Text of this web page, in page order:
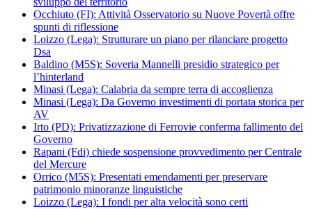
Occhiuto (FI): Attività Osservatorio su Nuove Povertà offre
spunti di riflessione
Loizzo (Lega): Strutturare un piano per rilanciare progetto
Dsa
Baldino (M5S): Soveria Mannelli presidio strategico per
l’hinterland
Minasi (Lega): Calabria da sempre terra di accoglienza
Minasi (Lega): Da Governo investimenti di portata storica per
AV
Irto (PD): Privatizzazione di Ferrovie conferma fallimento del
Governo
Rapani (Fdi) chiede sospensione provvedimento per Centrale
del Mercure
Orrico (M5S): Presentati emendamenti per preservare
patrimonio minoranze linguistiche
Loizzo (Lega): I fondi per alta velocità sono certi